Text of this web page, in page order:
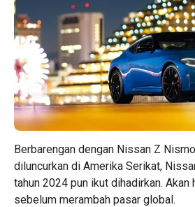
Berbarengan dengan Nissan Z
diluncurkan di Amerika Serikat,
tahun 2024 pun ikut dihadirkan. Akan
sebelum merambah pasar global.